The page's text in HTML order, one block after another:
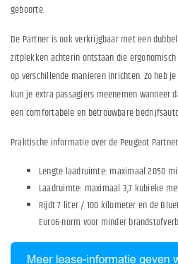
geboorte.
De Partner is ook verkrijgbaar met een
zitplekken achterin ontstaan die
op verschillende manieren inrichten. Zo heb
kun je extra passagiers meenemen wanneer
een comfortabele en betrouwbare
Praktische informatie over de Peugeot Partner
Lengte laadruimte: maximaal 2050
Laadruimte: maximaal 3,7 kubieke
Rijdt 7 liter / 100 kilometer en de
Euro6-norm voor minder